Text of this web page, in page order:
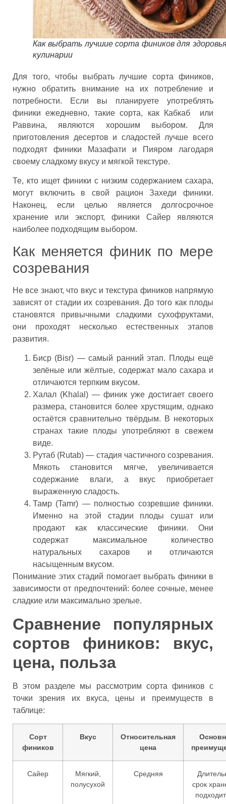
Как выбрать лучшие сорта фиников для
кулинарии
Для того, чтобы выбрать лучшие сорта фиников,
нужно обратить внимание на их потребление и
потребности. Если вы планируете употреблять
финики ежедневно, такие сорта, как Кабкаб или
Раввина, являются хорошим выбором. Для
приготовления десертов и сладостей лучше всего
подходят финики Мазафати и Пияром лагодаря
своему сладкому вкусу и мягкой текстуре.
Те, кто ищет финики с низким содержанием сахара,
могут включить в свой рацион Захеди финики.
Наконец, если целью является долгосрочное
хранение или экспорт, финики Сайер являются
наиболее подходящим выбором.
Как меняется финик по мере
созревания
Не все знают, что вкус и текстура фиников напрямую
зависят от стадии их созревания. До того как плоды
становятся привычными сладкими сухофруктами,
они проходят несколько естественных этапов
развития.
Биср (Bisr) — самый ранний этап. Плоды ещё
зелёные или жёлтые, содержат мало сахара и
отличаются терпким вкусом.
Халал (Khalal) — финик уже достигает своего
размера, становится более хрустящим, однако
остаётся сравнительно твёрдым. В некоторых
странах такие плоды употребляют в свежем
виде.
Рутаб (Rutab) — стадия частичного созревания.
Мякоть становится мягче, увеличивается
содержание влаги, а вкус приобретает
выраженную сладость.
Тамр (Tamr) — полностью созревшие финики.
Именно на этой стадии плоды сушат или
продают как классические финики. Они
содержат максимальное количество
натуральных сахаров и отличаются
насыщенным вкусом.
Понимание этих стадий помогает выбрать финики в
зависимости от предпочтений: более сочные, менее
сладкие или максимально зрелые.
Сравнение популярных
сортов фиников: вкус,
цена, польза
В этом разделе мы рассмотрим сорта фиников с
точки зрения их вкуса, цены и преимуществ в
таблице:
Сорт
фиников
Вкус
Относительная
цена
Сайер
Мягкий,
полусухой
Средняя
срок